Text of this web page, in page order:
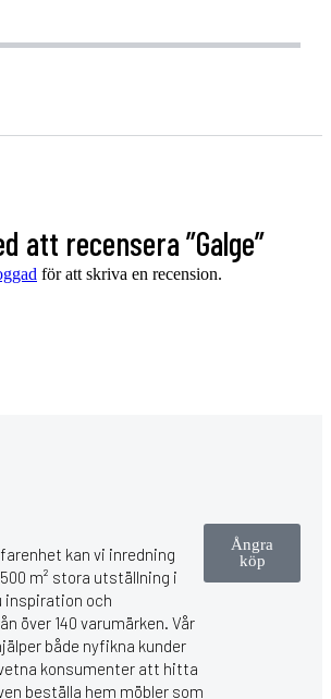
att recensera ”Galge”
för att skriva en recension.
kan vi inredning
m² stora utställning i
inspiration och
över 140 varumärken. Vår
både nyfikna kunder
konsumenter att hitta
beställa hem möbler som
Ångra
köp